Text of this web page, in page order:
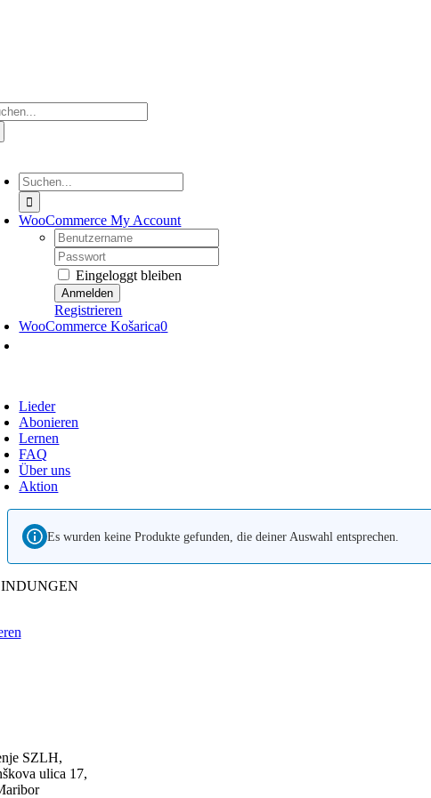
Suche
nach:
WooCommerce My Account
Nutzername:
Passwort:
Eingeloggt bleiben
Registrieren
WooCommerce Košarica0
Lieder
Abonieren
Lernen
FAQ
Über uns
Aktion
Es wurden keine Produkte gefunden, die deiner Auswahl entsprechen.
SZLH,
ulica 17,